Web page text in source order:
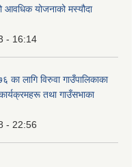
आवधिक योजनाको मस्यौदा
- 16:14
का लागि विरुवा गाउँपालिकाका
तथा गाउँसभाका
- 22:56